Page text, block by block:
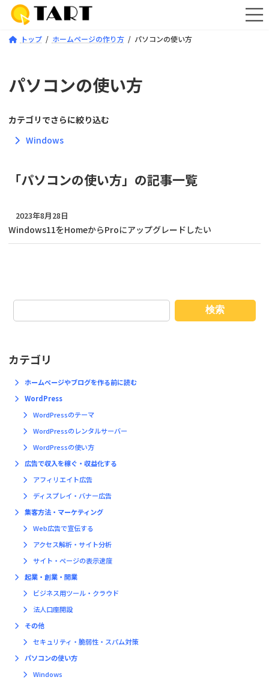
トップ ホームページの作り方 パソコンの使い方
パソコンの使い方
カテゴリでさらに絞り込む
Windows
「パソコンの使い方」の記事一覧
2023年8月28日
Windows11をHomeからProにアップグレードしたい
検索
カテゴリ
ホームページやブログを作る前に読む
WordPress
WordPressのテーマ
WordPressのレンタルサーバー
WordPressの使い方
広告で収入を稼ぐ・収益化する
アフィリエイト広告
ディスプレイ・バナー広告
集客方法・マーケティング
Web広告で宣伝する
アクセス解析・サイト分析
サイト・ページの表示速度
起業・創業・開業
ビジネス用ツール・クラウド
法人口座開設
その他
セキュリティ・脆弱性・スパム対策
パソコンの使い方
Windows